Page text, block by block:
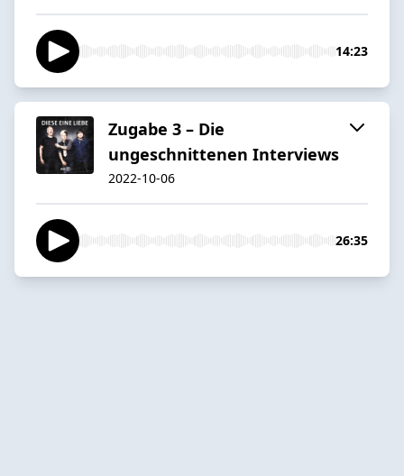
14:23
Zugabe 3 – Die
ungeschnittenen Interviews
2022-10-06
26:35